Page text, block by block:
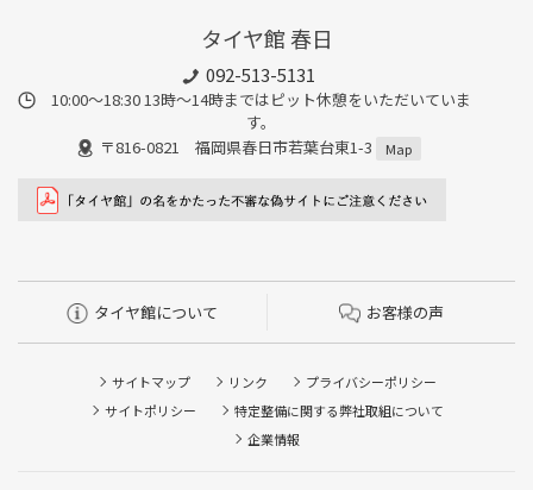
タイヤ館 春日
092-513-5131
10:00～18:30 13時〜14時まではピット休憩をいただいていま
す。
〒816-0821 福岡県春日市若葉台東1-3
Map
タイヤ館について お客様の声
サイトマップ リンク
プライバシーポリシー
サイトポリシー
特定整備に関する弊社取組について
企業情報